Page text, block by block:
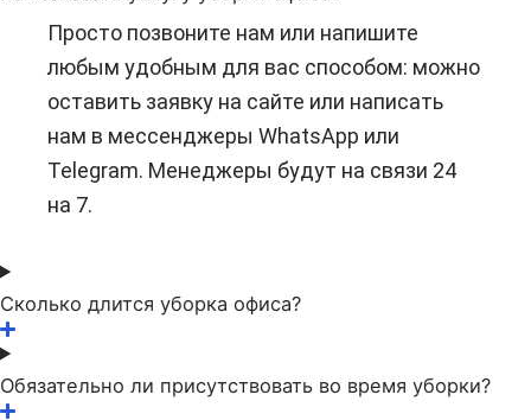
Просто позвоните нам или напишите
любым удобным для вас способом: можно
оставить заявку на сайте или написать
нам в мессенджеры WhatsApp или
Telegram. Менеджеры будут на связи 24
на 7.
Сколько длится уборка офиса?
Обязательно ли присутствовать во время уборки?